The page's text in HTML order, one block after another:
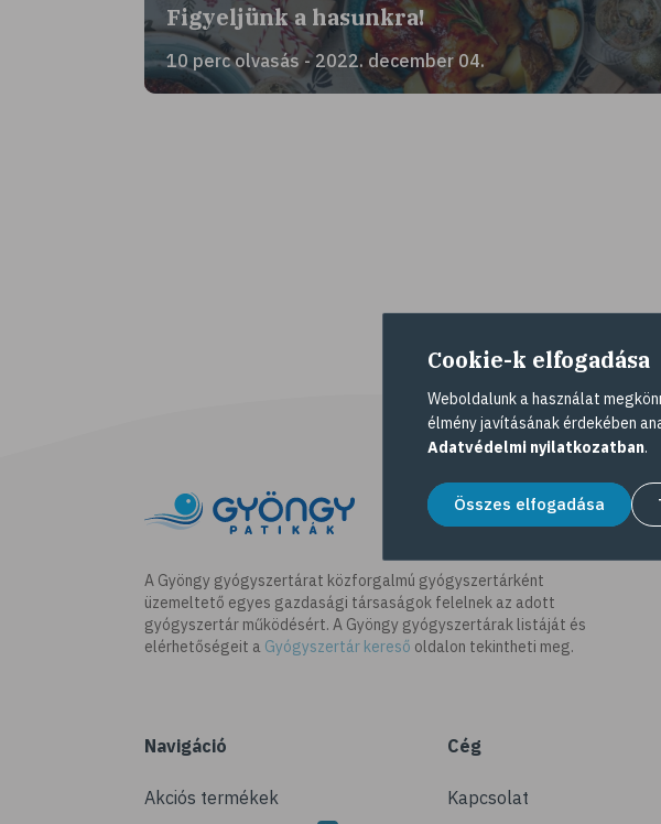
Figyeljünk a hasunkra!
10 perc olvasás - 2022. december 04.
A Gyöngy gyógyszertárat közforgalmú gyógyszertárként
üzemeltető egyes gazdasági társaságok felelnek az adott
gyógyszertár működésért. A Gyöngy gyógyszertárak listáját és
elérhetőségeit a Gyógyszertár kereső oldalon tekintheti meg.
Navigáció
Akciós termékek
Cég
Kapcsolat
Cookie-k elfogadása
Weboldalunk a használat
élmény javításának érdekében
Adatvédelmi nyilatkozatban.
Összes elfogadása